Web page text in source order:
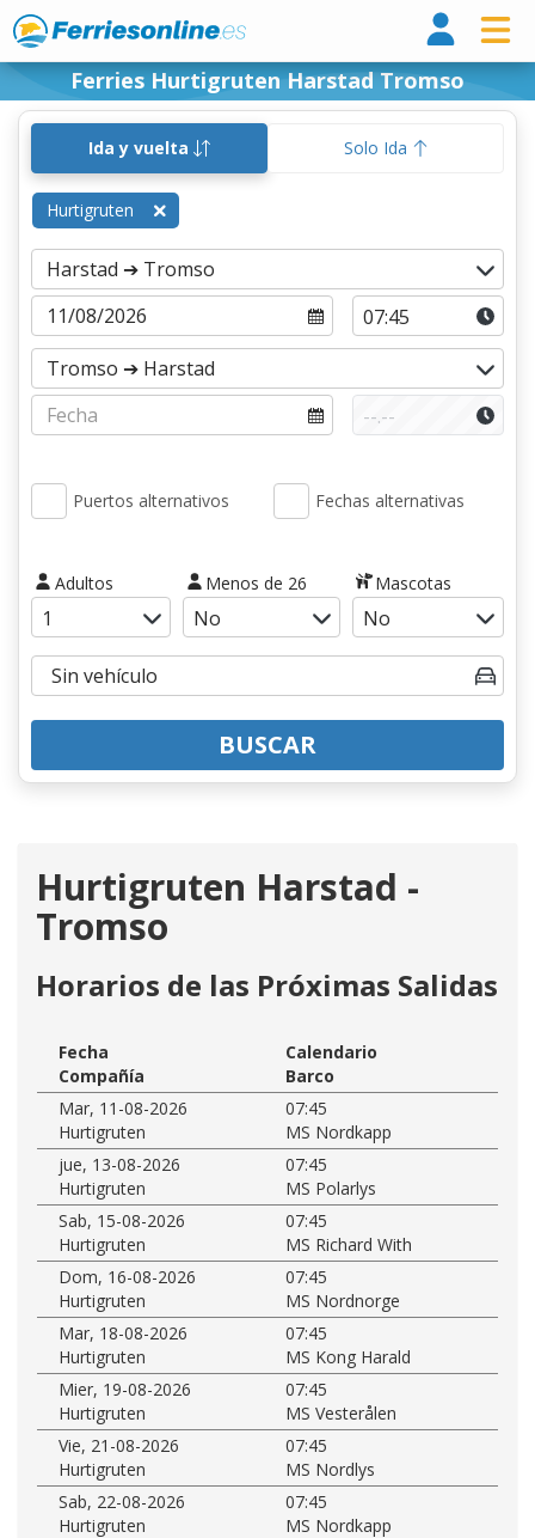
Ferries Hurtigruten Harstad Tromso
Ida y vuelta Solo Ida
Hurtigruten
Puertos alternativos Fechas alternativas
Adultos Menos de 26 Mascotas
BUSCAR
Hurtigruten Harstad -
Tromso
Horarios de las Próximas Salidas
Fecha
Calendario
Compañía
Barco
Mar, 11-08-2026
07:45
Hurtigruten
MS Nordkapp
jue, 13-08-2026
07:45
Hurtigruten
MS Polarlys
Sab, 15-08-2026
07:45
Hurtigruten
MS Richard With
Dom, 16-08-2026
07:45
Hurtigruten
MS Nordnorge
Mar, 18-08-2026
07:45
Hurtigruten
MS Kong Harald
Mier, 19-08-2026
07:45
Hurtigruten
MS Vesterålen
Vie, 21-08-2026
07:45
Hurtigruten
MS Nordlys
Sab, 22-08-2026
07:45
Hurtigruten
MS Nordkapp